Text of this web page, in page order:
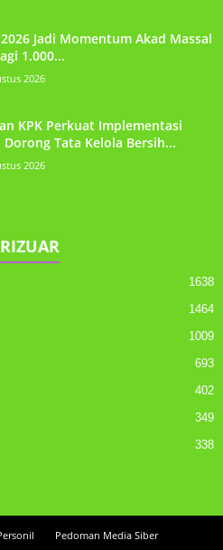
Jadi Momentum Akad Massal
1.000...
2026
KPK Perkuat Implementasi
Dorong Tata Kelola Bersih...
2026
1638
1464
1009
693
402
349
338
Pedoman Media Siber